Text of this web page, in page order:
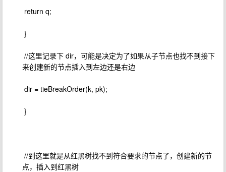
​ return q;
​ }
​ //这里记录下 dir，可能是决定为了如果从子节点也找不到接下
来创建新的节点插入到左边还是右边
​ dir = tieBreakOrder(k, pk);
​ }
​ //到这里就是从红黑树找不到符合要求的节点了，创建新的节
点，插入到红黑树